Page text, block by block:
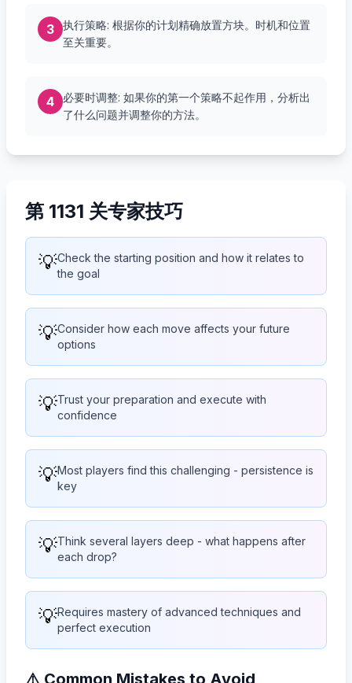
3
执行策略: 根据你的计划精确放置方块。时机和位置
至关重要。
4
必要时调整: 如果你的第一个策略不起作用，分析出
了什么问题并调整你的方法。
第 1131 关专家技巧
💡Check the starting position and how it relates to
the goal
💡Consider how each move affects your future
options
💡Trust your preparation and execute with
confidence
💡Most players find this challenging - persistence is
key
💡Think several layers deep - what happens after
each drop?
💡Requires mastery of advanced techniques and
perfect execution
⚠️ Common Mistakes to Avoid